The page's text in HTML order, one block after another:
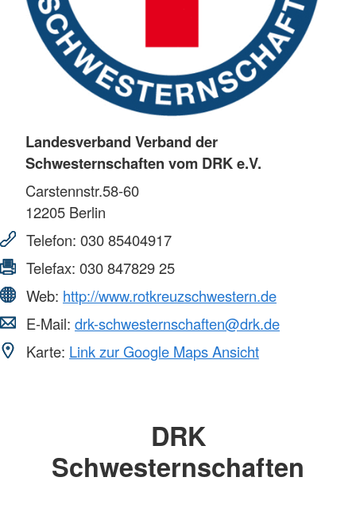
Landesverband Verband der
Schwesternschaften vom DRK e.V.
Carstennstr.58-60
12205 Berlin
Telefon: 030 85404917
Telefax: 030 847829 25
Web: http://www.rotkreuzschwestern.de
E-Mail: drk-schwesternschaften@drk.de
Karte: Link zur Google Maps Ansicht
DRK
Schwesternschaften